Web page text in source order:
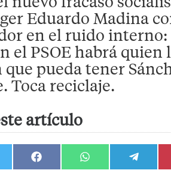
Eduardo Madina
en el ruido interno:
el PSOE habrá
pueda tener
Toca reciclaje.
artículo
Compartir
en
Compartir
en
Compartir
en